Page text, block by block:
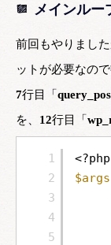
メインルー
前回もやりまし
ットが必要なの
7行目「
を、 12行目「
1
2
3
4
5
<?php
$args